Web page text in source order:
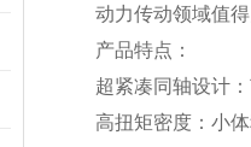
动力传动领域值
产品特点：
超紧凑同轴设计
高扭矩密度：小